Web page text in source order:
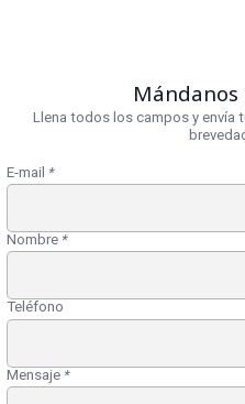
Llena todos los campos y envía
E-mail *
Nombre *
Teléfono
Mensaje*